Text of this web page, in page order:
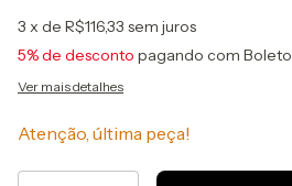
3 x de R$116,33 sem juros
5% de desconto pagando com Boleto
Ver mais detalhes
Atenção, última peça!